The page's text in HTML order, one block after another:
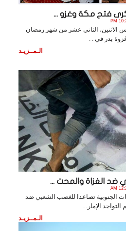
فتح مكة وغزو ...
الاثنين، الثاني عشر من شهر رمضان
بدر في . .
الـمــزيـد
الغزاة والمحت ...
الجنوبية تصاعدا للغضب الشعبي ضد
الإمار. .
الـمــزيـد